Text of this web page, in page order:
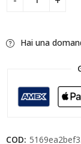
Hai una
COD: